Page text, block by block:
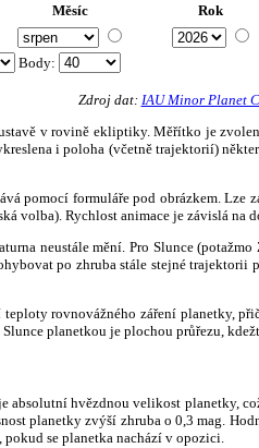
Měsíc Rok
Body:
Zdroj dat: IAU Minor Planet
v rovině ekliptiky. Měřítko je
i poloha (včetně trajektorií)
pomocí formuláře pod obrázkem.
volba). Rychlost animace je závislá na
neustále mění. Pro Slunce
po zhruba stále stejné
rovnovážného záření planetky,
planetkou je plochou průřezu,
absolutní hvězdnou velikost planetky,
planetky zvýší zhruba o 0,3 mag.
pokud se planetka nachází v opozici.